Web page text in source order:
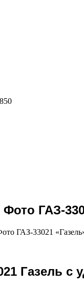
Фото ГАЗ-
Газель с